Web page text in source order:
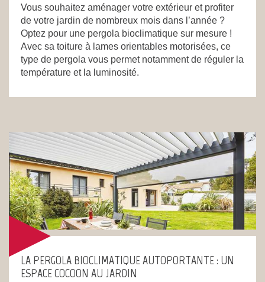
Vous souhaitez aménager votre extérieur et profiter
de votre jardin de nombreux mois dans l’année ?
Optez pour une pergola bioclimatique sur mesure !
Avec sa toiture à lames orientables motorisées, ce
type de pergola vous permet notamment de réguler la
température et la luminosité.
LA PERGOLA BIOCLIMATIQUE AUTOPORTANTE : UN
ESPACE COCOON AU JARDIN